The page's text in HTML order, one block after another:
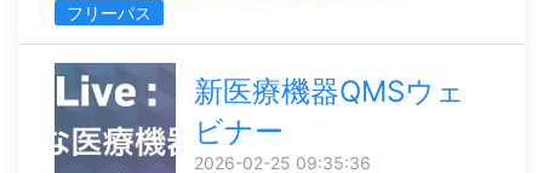
フリーパス
新医療機器QMSウェ
ビナー
2026-02-25 09:35:36